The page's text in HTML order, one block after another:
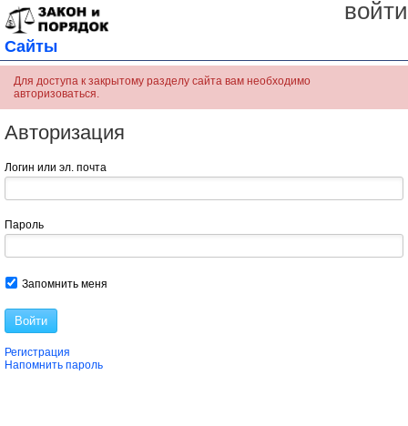
войти
Сайты
Для доступа к закрытому разделу сайта вам необходимо
авторизоваться.
Авторизация
Логин или эл. почта
Пароль
Запомнить меня
Войти
Регистрация
Напомнить пароль